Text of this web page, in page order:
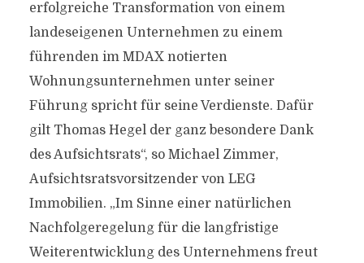
erfolgreiche Transformation von einem
landeseigenen Unternehmen zu einem
führenden im MDAX notierten
Wohnungsunternehmen unter seiner
Führung spricht für seine Verdienste. Dafür
gilt Thomas Hegel der ganz besondere Dank
des Aufsichtsrats“, so Michael Zimmer,
Aufsichtsratsvorsitzender von LEG
Immobilien. „Im Sinne einer natürlichen
Nachfolgeregelung für die langfristige
Weiterentwicklung des Unternehmens freut